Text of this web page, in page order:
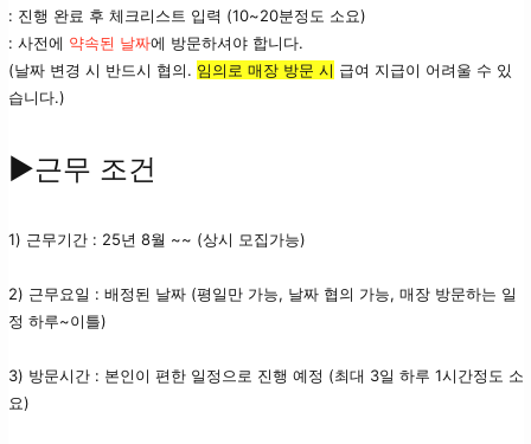
: 진행 완료 후 체크리스트 입력 (10~20분정도 소요)
: 사전에 약속된 날짜에 방문하셔야 합니다.
(날짜 변경 시 반드시 협의. 임의로 매장 방문 시 급여 지급이 어려울 수 있
습니다.)
▶근무 조건
1) 근무기간 : 25년 8월 ~~ (상시 모집가능)
2) 근무요일 : 배정된 날짜 (평일만 가능, 날짜 협의 가능, 매장 방문하는 일
정 하루~이틀)
3) 방문시간 : 본인이 편한 일정으로 진행 예정 (최대 3일 하루 1시간정도 소
요)